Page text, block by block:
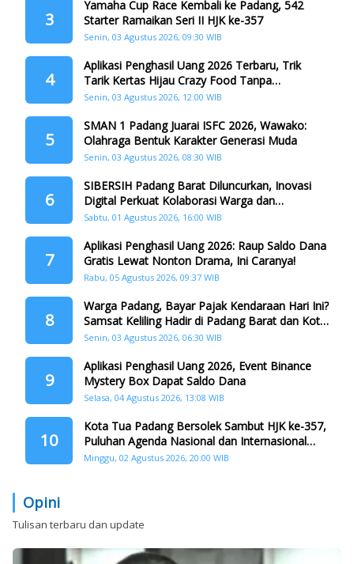
3
Yamaha Cup Race Kembali ke Padang, 542
Starter Ramaikan Seri II HJK ke-357
Senin, 03 Agustus 2026, 09:30 WIB
4
Aplikasi Penghasil Uang 2026 Terbaru, Trik
Tarik Kertas Hijau Crazy Food Tanpa
Penggandaan
Senin, 03 Agustus 2026, 12:00 WIB
5
SMAN 1 Padang Juarai ISFC 2026, Wawako:
Olahraga Bentuk Karakter Generasi Muda
Senin, 03 Agustus 2026, 08:30 WIB
6
SIBERSIH Padang Barat Diluncurkan, Inovasi
Digital Perkuat Kolaborasi Warga dan
Pemerintah Atasi Persampahan
Sabtu, 01 Agustus 2026, 16:00 WIB
7
Aplikasi Penghasil Uang 2026: Raup Saldo Dana
Gratis Lewat Nonton Drama, Ini Caranya!
Rabu, 05 Agustus 2026, 09:37 WIB
8
Warga Padang, Bayar Pajak Kendaraan Hari Ini?
Samsat Keliling Hadir di Padang Barat dan Koto
Tangah
Senin, 03 Agustus 2026, 06:30 WIB
9
Aplikasi Penghasil Uang 2026, Event Binance
Mystery Box Dapat Saldo Dana
Selasa, 04 Agustus 2026, 13:08 WIB
10
Kota Tua Padang Bersolek Sambut HJK ke-357,
Puluhan Agenda Nasional dan Internasional
Siap Digelar
Minggu, 02 Agustus 2026, 20:00 WIB
Opini
Tulisan terbaru dan update